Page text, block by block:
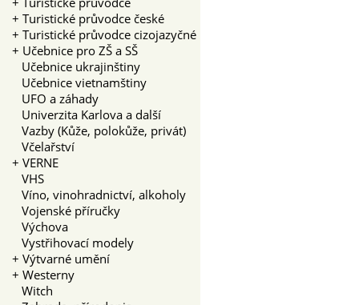
+ Turistické průvodce české
+ Turistické průvodce cizojazyčné
+ Učebnice pro ZŠ a SŠ
Učebnice ukrajinštiny
Učebnice vietnamštiny
UFO a záhady
Univerzita Karlova a další
Vazby (Kůže, polokůže, privát)
Včelařství
+ VERNE
VHS
Víno, vinohradnictví, alkoholy
Vojenské příručky
Výchova
Vystřihovací modely
+ Výtvarné umění
+ Westerny
Witch